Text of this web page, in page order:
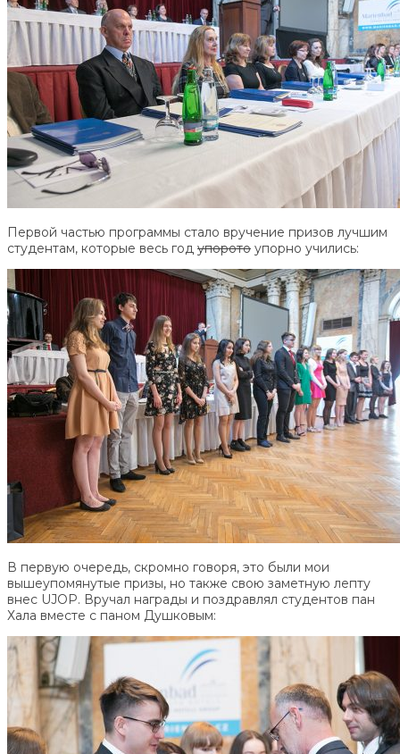
Первой частью программы стало вручение призов лучшим
студентам, которые весь год упорото упорно учились:
В первую очередь, скромно говоря, это были мои
вышеупомянутые призы, но также свою заметную лепту
внес UJOP. Вручал награды и поздравлял студентов пан
Хала вместе с паном Душковым: